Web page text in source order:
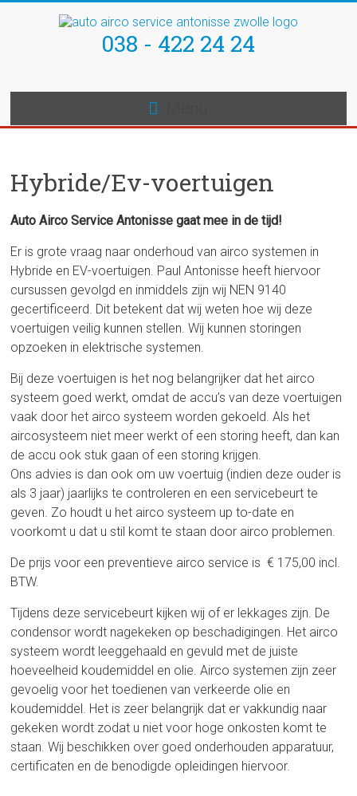
Airco
Service
Loggerweg
9
PG
Zwolle
038 - 422 24 24
Hybride/Ev-voertuigen
Auto Airco Service Antonisse gaat mee in de tijd!
Er is grote vraag naar onderhoud van airco systemen in
Hybride en EV-voertuigen. Paul Antonisse heeft hiervoor
cursussen gevolgd en inmiddels zijn wij NEN 9140
gecertificeerd. Dit betekent dat wij weten hoe wij deze
voertuigen veilig kunnen stellen. Wij kunnen storingen
opzoeken in elektrische systemen.
Bij deze voertuigen is het nog belangrijker dat het airco
systeem goed werkt, omdat de accu’s van deze voertuigen
vaak door het airco systeem worden gekoeld. Als het
aircosysteem niet meer werkt of een storing heeft, dan kan
de accu ook stuk gaan of een storing krijgen.
Ons advies is dan ook om uw voertuig (indien deze ouder is
als 3 jaar) jaarlijks te controleren en een servicebeurt te
geven. Zo houdt u het airco systeem up to-date en
voorkomt u dat u stil komt te staan door airco problemen.
De prijs voor een preventieve airco service is € 175,00 incl.
BTW.
Tijdens deze servicebeurt kijken wij of er lekkages zijn. De
condensor wordt nagekeken op beschadigingen. Het airco
systeem wordt leeggehaald en gevuld met de juiste
hoeveelheid koudemiddel en olie. Airco systemen zijn zeer
gevoelig voor het toedienen van verkeerde olie en
koudemiddel. Het is zeer belangrijk dat er vakkundig naar
gekeken wordt zodat u niet voor hoge onkosten komt te
staan. Wij beschikken over goed onderhouden apparatuur,
certificaten en de benodigde opleidingen hiervoor.